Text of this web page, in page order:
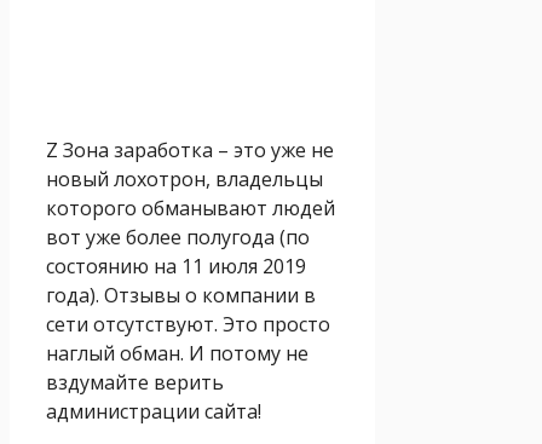
Z Зона заработка – это уже не
новый лохотрон, владельцы
которого обманывают людей
вот уже более полугода (по
состоянию на 11 июля 2019
года). Отзывы о компании в
сети отсутствуют. Это просто
наглый обман. И потому не
вздумайте верить
администрации сайта!